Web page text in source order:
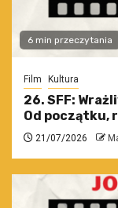
6 min przeczytania
Film Kultura
26. SFF:
Od początku,
21/07/2026